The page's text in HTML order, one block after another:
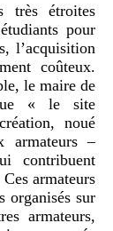
très étroites
pour
l’acquisition
coûteux.
le maire de
« le site
noué
armateurs –
contribuent
armateurs
organisés sur
armateurs,